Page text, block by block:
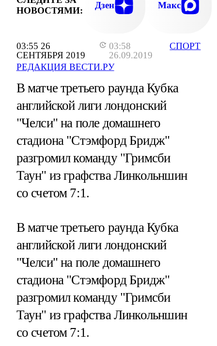
03:55 26
СЕНТЯБРЯ 2019
03:58
26.09.2019
РЕДАКЦИЯ ВЕСТИ.РУ
СПОРТ
НОВОСТЯМИ:
Дзен Макс
В матче третьего раунда Кубка
английской лиги лондонский
"Челси" на поле домашнего
стадиона "Стэмфорд Бридж"
разгромил команду "Гримсби
Таун" из графства Линкольншин
со счетом 7:1.
В матче третьего раунда Кубка
английской лиги лондонский
"Челси" на поле домашнего
стадиона "Стэмфорд Бридж"
разгромил команду "Гримсби
Таун" из графства Линкольншин
со счетом 7:1.